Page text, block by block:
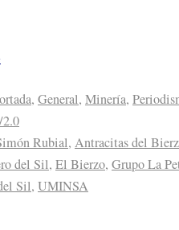
, General, Minería,
Rubial, Antracitas del
del Sil, El Bierzo, Grupo La
Sil, UMINSA